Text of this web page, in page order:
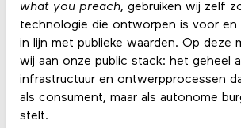
what you preach, gebruiken wij zelf
technologie die ontworpen is voor en
in lijn met publieke waarden. Op deze
wij aan onze public stack: het geheel
infrastructuur en ontwerpprocessen
als consument, maar als autonome
stelt.